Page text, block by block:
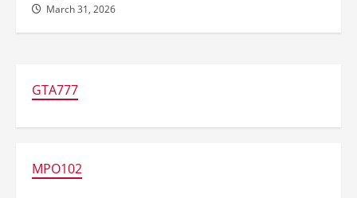
March 31, 2026
GTA777
MPO102